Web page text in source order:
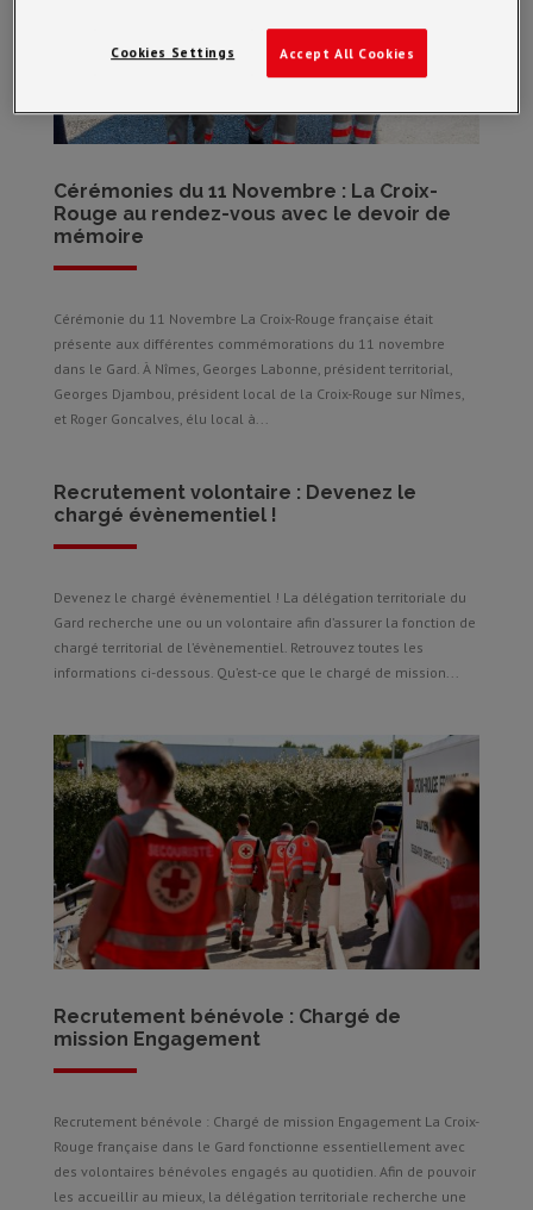
Cérémonies du 11 Novembre : La Croix-
Rouge au rendez-vous avec le devoir de
mémoire
Cérémonie du 11 Novembre La Croix-Rouge française était
présente aux différentes commémorations du 11 novembre
dans le Gard. À Nîmes, Georges Labonne, président territorial,
Georges Djambou, président local de la Croix-Rouge sur Nîmes,
et Roger Goncalves, élu local à...
Recrutement volontaire : Devenez le
chargé évènementiel !
Devenez le chargé évènementiel ! La délégation territoriale du
Gard recherche une ou un volontaire afin d’assurer la fonction de
chargé territorial de l’évènementiel. Retrouvez toutes les
informations ci-dessous. Qu’est-ce que le chargé de mission...
Recrutement bénévole : Chargé de
mission Engagement
Recrutement bénévole : Chargé de mission Engagement La Croix-
Rouge française dans le Gard fonctionne essentiellement avec
des volontaires bénévoles engagés au quotidien. Afin de pouvoir
les accueillir au mieux, la délégation territoriale recherche une
Accept All Cookies
Cookies Settings